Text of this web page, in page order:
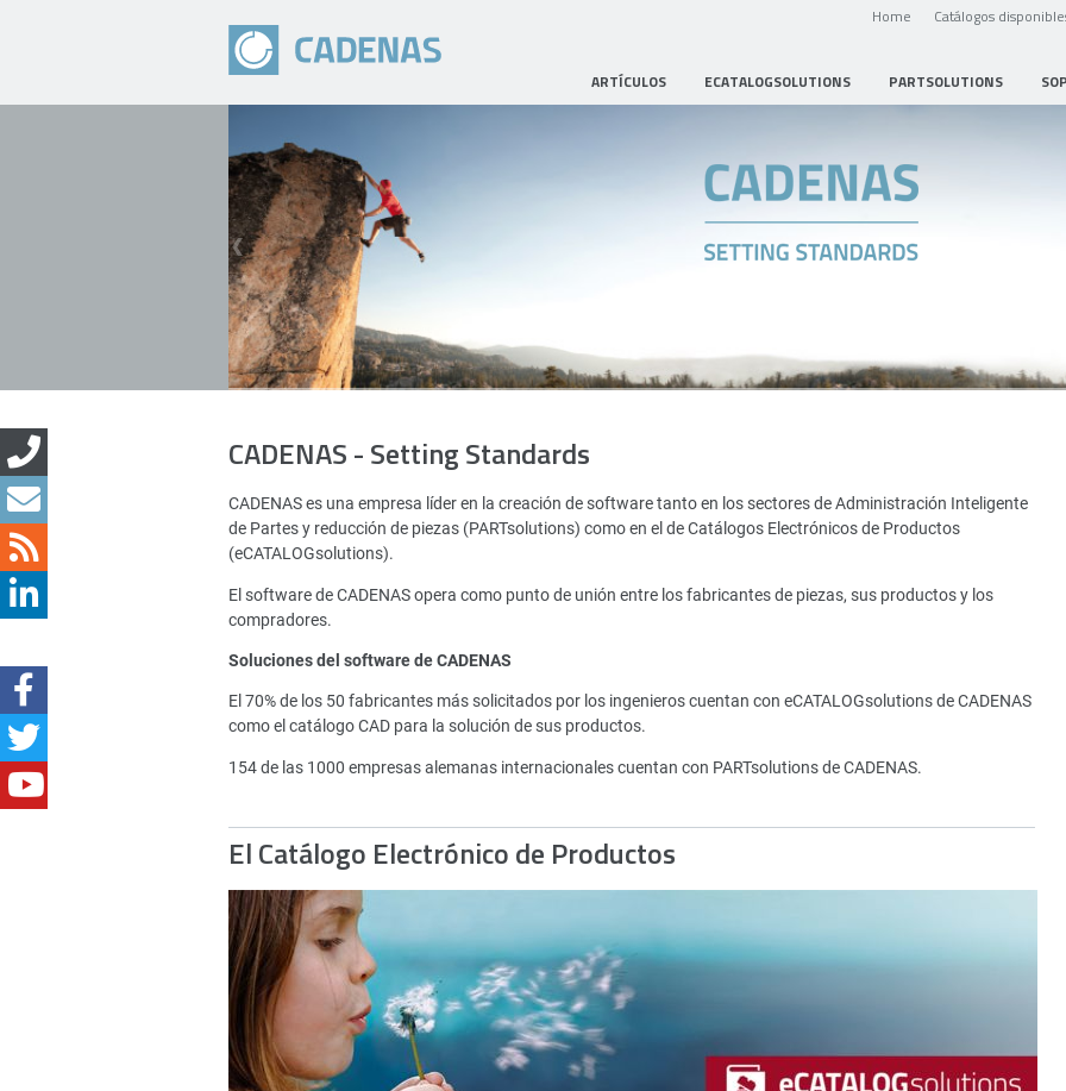
Home Catálogos
ARTÍCULOS ECATALOGSOLUTIONS PARTSOLUTIONS
CADENAS - Setting Standards
CADENAS es una empresa líder en la creación de software tanto en los sectores de Administración Inteligente
de Partes y reducción de piezas (PARTsolutions) como en el de Catálogos Electrónicos de Productos
(eCATALOGsolutions).
El software de CADENAS opera como punto de unión entre los fabricantes de piezas, sus productos y los
compradores.
Soluciones del software de CADENAS
El 70% de los 50 fabricantes más solicitados por los ingenieros cuentan con eCATALOGsolutions de CADENAS
como el catálogo CAD para la solución de sus productos.
154 de las 1000 empresas alemanas internacionales cuentan con PARTsolutions de CADENAS.
El Catálogo Electrónico de Productos